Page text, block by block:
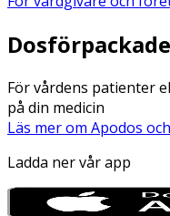
För vårdens patienter
på din medicin
Läs mer om Apodos
Ladda ner vår app